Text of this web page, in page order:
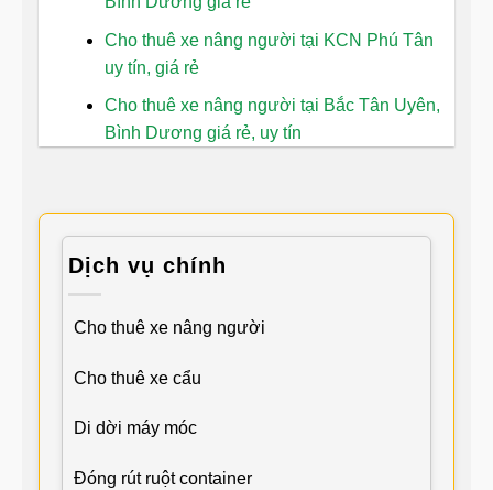
Cho thuê xe nâng người tại KCN Phú Tân
uy tín, giá rẻ
Cho thuê xe nâng người tại Bắc Tân Uyên,
Bình Dương giá rẻ, uy tín
Dịch vụ chính
Cho thuê xe nâng người
Cho thuê xe cẩu
Di dời máy móc
Đóng rút ruột container